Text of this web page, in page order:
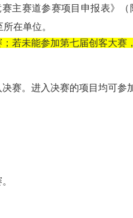
主赛道参赛项目申报表》（
在单位。
若未能参加第七届创客大赛
赛。进入决赛的项目均可参